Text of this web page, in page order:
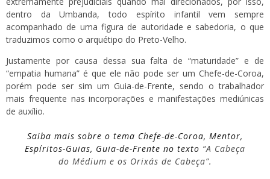
dentro da Umbanda, todo espírito infantil vem sempre
acompanhado de uma figura de autoridade e sabedoria, o que
traduzimos como o arquétipo do Preto-Velho.
Justamente por causa dessa sua falta de “maturidade” e de
“empatia humana” é que ele não pode ser um Chefe-de-Coroa,
porém pode ser sim um Guia-de-Frente, sendo o trabalhador
mais frequente nas incorporações e manifestações mediúnicas
de auxílio.
Saiba mais sobre o tema Chefe-de-Coroa, Mentor,
Espíritos-Guias, Guia-de-Frente no texto “A Cabeça
do Médium e os Orixás de Cabeça”.